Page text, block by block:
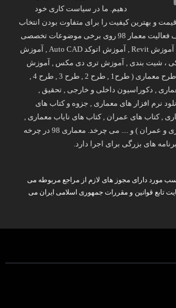
دهیم. ما در سیاست کاری خود
و بهترین کیفیت را برای متفاوت بودن انتخاب
کنیم. در حال حاظر طیف فعالیت معمار 98 روی برخی موضوعات تخصصی
چون آموزش معماری ( آموزش Revit , آموزش اتوکد Auto CAD , آموزش
، شیت بندی , آموزش تری دی مکس , آموزش
معماری , دکوراسیون داخلی و خارجی , تحقیق ,
نرم افزار های معماری , جزوه و کتاب های
, کتاب های عمران , کتاب های نایاب معماری ,
بهترین کتاب های معماری و عمران ) و .... می چرخد. معماری 98 در چرخه
های بزرگی برای اجرا دارد.
مورد دارای مجوز های لازم از مراجع مربوطه می
تابع قوانین و مقررات جمهوری اسلامی ایران می